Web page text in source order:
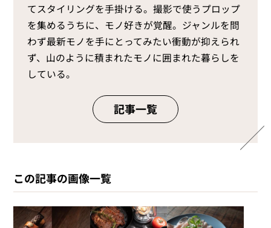
てスタイリングを手掛ける。撮影で使うプロップ
を集めるうちに、モノ好きが覚醒。ジャンルを問
わず最新モノを手にとってみたい衝動が抑えられ
ず、山のように積まれたモノに囲まれた暮らしを
している。
記事一覧
この記事の画像一覧